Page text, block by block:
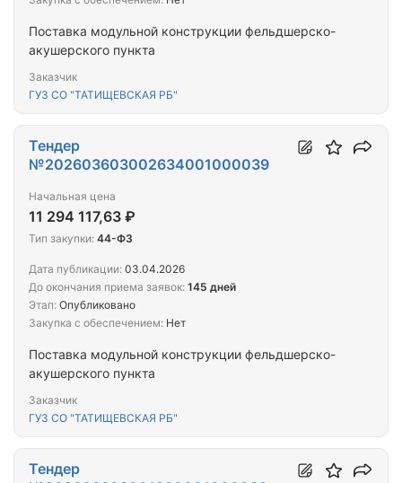
Поставка модульной конструкции фельдшерско-
акушерского пункта
Заказчик
ГУЗ СО "ТАТИЩЕВСКАЯ РБ"
Поставка модульной конструкции фельдшерско-
акушерского пункта
Заказчик
ГУЗ СО "ТАТИЩЕВСКАЯ РБ"
Тендер
№202603603002634001000039
Начальная цена
11 294 117,63 ₽
Тип закупки: 44-ФЗ
Дата публикации: 03.04.2026
До окончания приема заявок: 145 дней
Этап: Опубликовано
Закупка с обеспечением: Нет
Тендер